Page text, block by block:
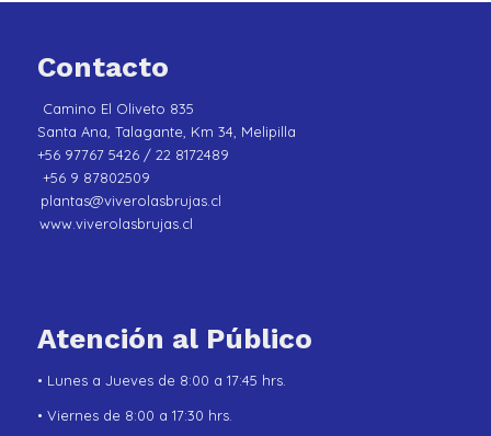
Contacto
Camino El Oliveto 835
Santa Ana, Talagante, Km 34, Melipilla
+56 97767 5426 / 22 8172489
+56 9 87802509
plantas@viverolasbrujas.cl
www.viverolasbrujas.cl
Atención al Público
• Lunes a Jueves de 8:00 a 17:45 hrs.
• Viernes de 8:00 a 17:30 hrs.